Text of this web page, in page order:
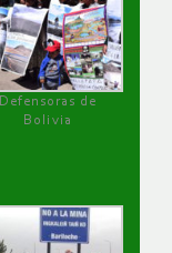
Defensoras de
Bolivia